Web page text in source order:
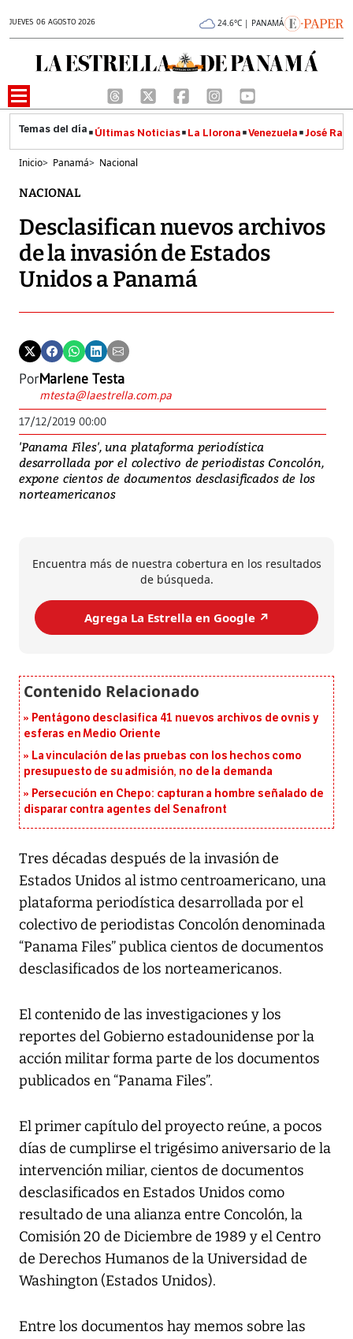
JUEVES 06 AGOSTO 2026 24.6°C | PANAMÁ
Últimas Noticias La Llorona Venezuela José
Inicio> Panamá> Nacional
NACIONAL
Desclasifican nuevos archivos
de la invasión de Estados
Unidos a Panamá
PorMarlene Testa
mtesta@laestrella.com.pa
17/12/2019 00:00
'Panama Files', una plataforma periodística
desarrollada por el colectivo de periodistas Concolón,
expone cientos de documentos desclasificados de los
norteamericanos
Encuentra más de nuestra cobertura en los resultados
de búsqueda.
Agrega La Estrella en Google ↗️
Pentágono desclasifica 41 nuevos archivos de ovnis y
esferas en Medio Oriente
La vinculación de las pruebas con los hechos como
presupuesto de su admisión, no de la demanda
Persecución en Chepo: capturan a hombre señalado de
disparar contra agentes del Senafront
Tres décadas después de la invasión de
Estados Unidos al istmo centroamericano, una
plataforma periodística desarrollada por el
colectivo de periodistas Concolón denominada
“Panama Files” publica cientos de documentos
desclasificados de los norteamericanos.
El contenido de las investigaciones y los
reportes del Gobierno estadounidense por la
acción militar forma parte de los documentos
publicados en “Panama Files”.
El primer capítulo del proyecto reúne, a pocos
días de cumplirse el trigésimo aniversario de la
intervención miliar, cientos de documentos
desclasificados en Estados Unidos como
resultado de una alianza entre Concolón, la
Comisión 20 de Diciembre de 1989 y el Centro
de Derechos Humanos de la Universidad de
Washington (Estados Unidos).
Entre los documentos hay memos sobre las